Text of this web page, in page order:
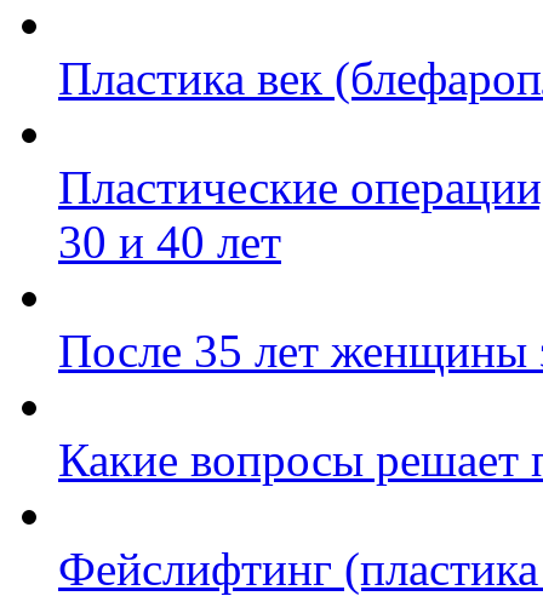
Пластика век
Пластические
30 и 40 лет
После 35 лет женщины
Какие вопросы решает
Фейслифтинг